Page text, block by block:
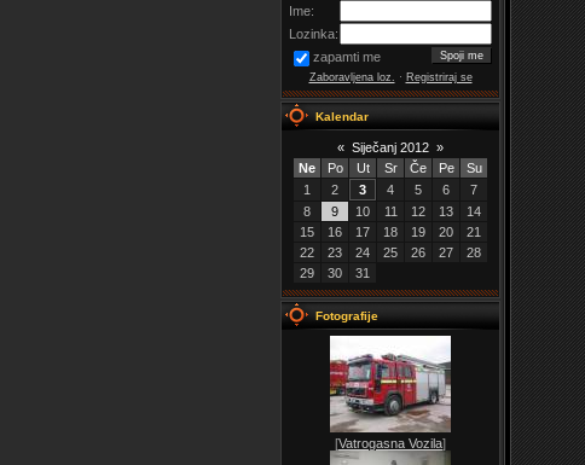
Ime:
Lozinka:
zapamti me
Zaboravljena loz. · Registriraj se
Kalendar
« Siječanj 2012 »
Ne
Po Ut Sr Če Pe
Su
1
2 3 4 5 6
7
8
9 10 11 12 13
14
15
16 17 18 19 20
21
22
23 24 25 26 27
28
29
30 31
Fotografije
[Vatrogasna Vozila]